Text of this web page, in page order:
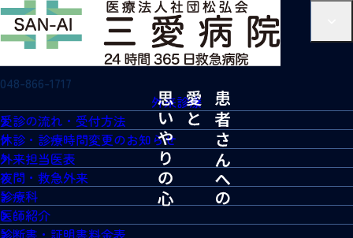
048-866-1717
外来診療
受診の流れ・受付方法
休診・診療時間変更のお知らせ
外来担当医表
夜間・救急外来
診療科
医師紹介
診断書・証明書料金表